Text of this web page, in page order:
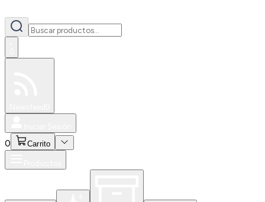
0 Carrito